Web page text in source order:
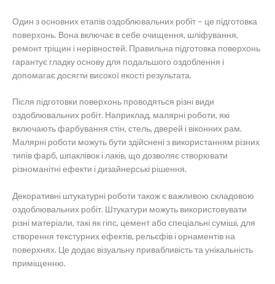
Один з основних етапів оздоблювальних робіт – це підготовка
поверхонь. Вона включає в себе очищення, шліфування,
ремонт тріщин і нерівностей. Правильна підготовка поверхонь
гарантує гладку основу для подальшого оздоблення і
допомагає досягти високої якості результата.
Після підготовки поверхонь проводяться різні види
оздоблювальних робіт. Наприклад, малярні роботи, які
включають фарбування стін, стель, дверей і віконних рам.
Малярні роботи можуть бути здійснені з використанням різних
типів фарб, шпаклівок і лаків, що дозволяє створювати
різноманітні ефекти і дизайнерські рішення.
Декоративні штукатурні роботи також є важливою складовою
оздоблювальних робіт. Штукатури можуть використовувати
різні матеріали, такі як гіпс, цемент або спеціальні суміші, для
створення текстурних ефектів, рельєфів і орнаментів на
поверхнях. Це додає візуальну привабливість та унікальність
приміщенню.